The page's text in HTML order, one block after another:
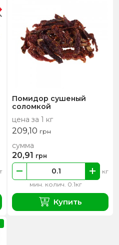
Помидор сушеный
соломкой
цена за 1 кг
209,10 грн
мин. колич. 0.1кг
кг
сумма
20,91 грн
Купить